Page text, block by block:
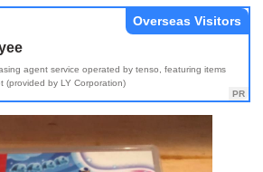
agent service operated by tenso, featuring items
(provided by LY Corporation)
Overseas Visitors